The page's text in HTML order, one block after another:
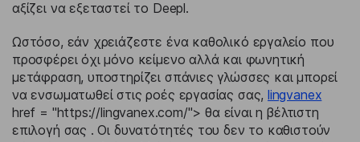
αξίζει να εξεταστεί το Deepl.
Ωστόσο, εάν χρειάζεστε ένα καθολικό εργαλείο που
προσφέρει όχι μόνο κείμενο αλλά και φωνητική
μετάφραση, υποστηρίζει σπάνιες γλώσσες και μπορεί
να ενσωματωθεί στις ροές εργασίας σας, lingvanex
href = "https://lingvanex.com/"> θα είναι η βέλτιστη
επιλογή σας . Οι δυνατότητές του δεν το καθιστούν